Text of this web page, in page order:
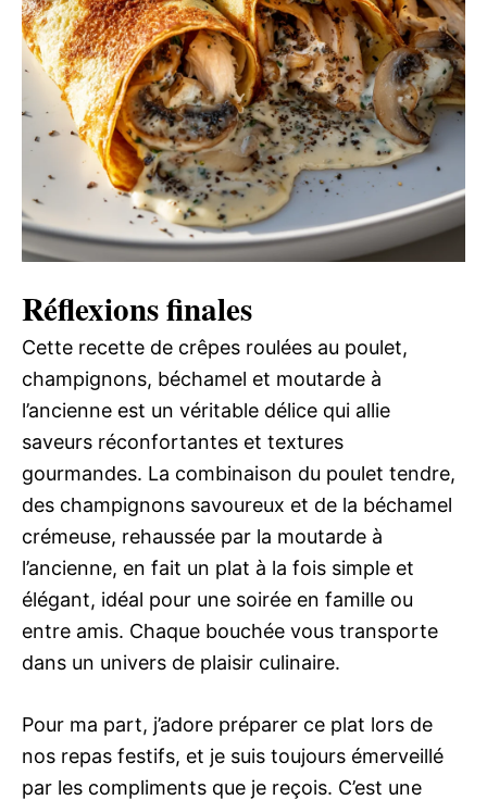
Réflexions finales
Cette recette de crêpes roulées au poulet,
champignons, béchamel et moutarde à
l’ancienne est un véritable délice qui allie
saveurs réconfortantes et textures
gourmandes. La combinaison du poulet tendre,
des champignons savoureux et de la béchamel
crémeuse, rehaussée par la moutarde à
l’ancienne, en fait un plat à la fois simple et
élégant, idéal pour une soirée en famille ou
entre amis. Chaque bouchée vous transporte
dans un univers de plaisir culinaire.
Pour ma part, j’adore préparer ce plat lors de
nos repas festifs, et je suis toujours émerveillé
par les compliments que je reçois. C’est une